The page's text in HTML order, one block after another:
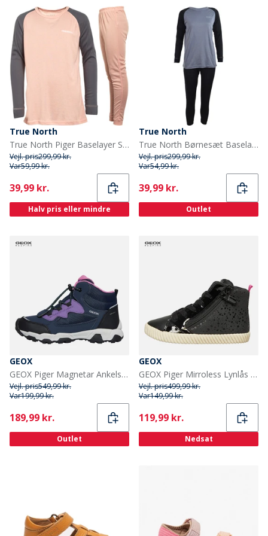
True North
True North Piger Baselayer Sæt Pink Comb
Vejl. pris299,99 kr.
Var59,99 kr.
Current
39,99 kr.
Halv pris eller mindre
True North
True North Børnesæt Baselayer Sort Comb
Vejl. pris299,99 kr.
Var54,99 kr.
Current
39,99 kr.
Outlet
GEOX
GEOX Piger Magnetar Ankelstøvler Navy/Violet
Vejl. pris549,99 kr.
Var199,99 kr.
Current
189,99 kr.
Outlet
GEOX
GEOX Piger Mirroless Lynlås Hi Top Træningssko Sort
Vejl. pris499,99 kr.
Var149,99 kr.
Current
119,99 kr.
Nedsat